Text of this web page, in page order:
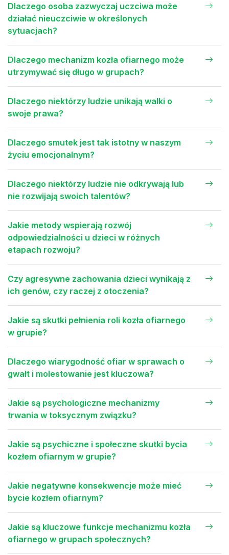
Dlaczego osoba zazwyczaj uczciwa może
działać nieuczciwie w określonych
sytuacjach?
Dlaczego mechanizm kozła ofiarnego może
utrzymywać się długo w grupach?
Dlaczego niektórzy ludzie unikają walki o
swoje prawa?
Dlaczego smutek jest tak istotny w naszym
życiu emocjonalnym?
Dlaczego niektórzy ludzie nie odkrywają lub
nie rozwijają swoich talentów?
Jakie metody wspierają rozwój
odpowiedzialności u dzieci w różnych
etapach rozwoju?
Czy agresywne zachowania dzieci wynikają z
ich genów, czy raczej z otoczenia?
Jakie są skutki pełnienia roli kozła ofiarnego
w grupie?
Dlaczego wiarygodność ofiar w sprawach o
gwałt i molestowanie jest kluczowa?
Jakie są psychologiczne mechanizmy
trwania w toksycznym związku?
Jakie są psychiczne i społeczne skutki bycia
kozłem ofiarnym w grupie?
Jakie negatywne konsekwencje może mieć
bycie kozłem ofiarnym?
Jakie są kluczowe funkcje mechanizmu kozła
ofiarnego w grupach społecznych?